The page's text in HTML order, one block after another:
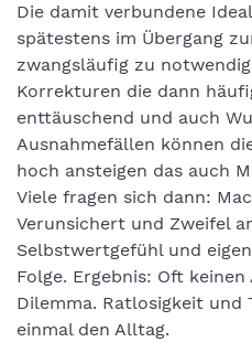
Die damit verbundene
spätestens im Übergang
zwangsläufig zu
Korrekturen die dann
enttäuschend und auch
Ausnahmefällen können
hoch ansteigen das auch
Viele fragen sich dann:
Verunsichert und Zweifel
Selbstwertgefühl und
Folge. Ergebnis: Oft keinen
Dilemma. Ratlosigkeit und
einmal den Alltag.